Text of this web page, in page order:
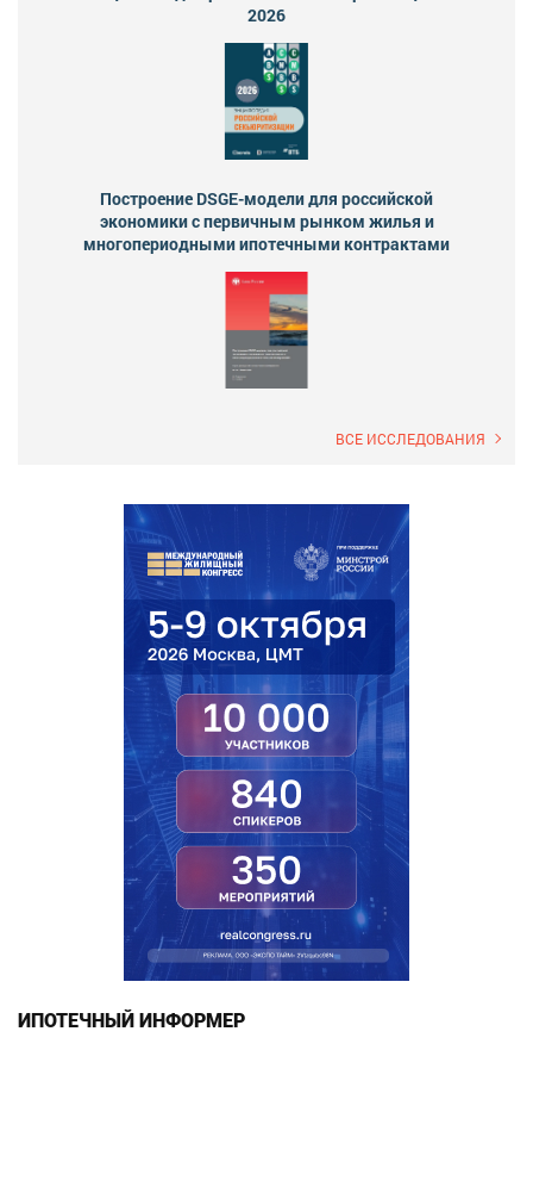
2026
Построение DSGE-модели для российской
экономики с первичным рынком жилья и
многопериодными ипотечными контрактами
ВСЕ ИССЛЕДОВАНИЯ
ИПОТЕЧНЫЙ ИНФОРМЕР